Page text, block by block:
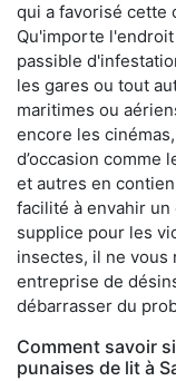
qui a favorisé cette
Qu'importe
passible
les gares ou tout
maritimes ou
encore les
d’occasion comme
et autres en
facilité à envahir
supplice pour les
insectes, il ne vous
entreprise de
débarrasser du
Comment savoir
punaises de lit à